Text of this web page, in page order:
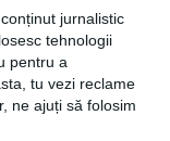
jurnalistic
tehnologii
pentru a
tu vezi reclame
ne ajuți să folosim